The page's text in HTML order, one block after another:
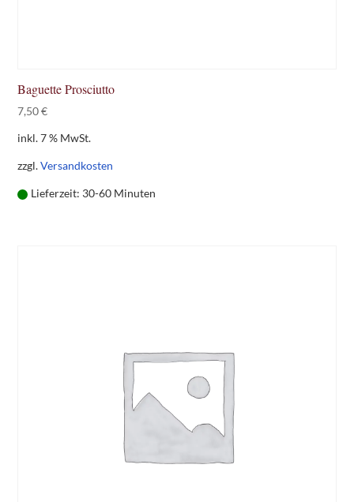
Baguette Prosciutto
7,50€
inkl. 7 % MwSt.
zzgl.Versandkosten
Lieferzeit: 30-60 Minuten